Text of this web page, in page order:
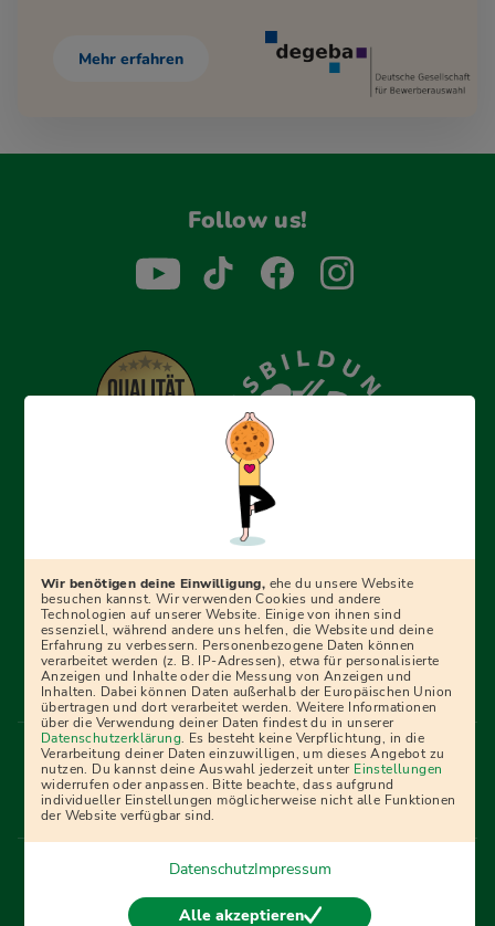
Mehr erfahren
Follow us!
Erfolgreich bewerben mit Ausbildungspark: Wir
begleiten dich Schritt für Schritt bei deinem Start in den
Ratgebern und Prüfungspaketen, interaktiven
Videokursen und vielem mehr. Für alle, die was werden
wollen!
Menü Fußleiste
Impressum Bildquellen Presse
Mediadaten
Partner
AGB Datenschutz
Widerrufsbelehrung
Bestellung
Affiliate Partner Cookies
Vertrag widerrufen
Wir benötigen deine Einwilligung, ehe du unsere Website
besuchen kannst. Wir verwenden Cookies und andere
Technologien auf unserer Website. Einige von ihnen sind
essenziell, während andere uns helfen, die Website und deine
Erfahrung zu verbessern. Personenbezogene Daten können
verarbeitet werden (z. B. IP-Adressen), etwa für personalisierte
Anzeigen und Inhalte oder die Messung von Anzeigen und
Inhalten. Dabei können Daten außerhalb der Europäischen Union
übertragen und dort verarbeitet werden. Weitere Informationen
über die Verwendung deiner Daten findest du in unserer
Datenschutzerklärung. Es besteht keine Verpflichtung, in die
Verarbeitung deiner Daten einzuwilligen, um dieses Angebot zu
nutzen. Du kannst deine Auswahl jederzeit unter Einstellungen
widerrufen oder anpassen. Bitte beachte, dass aufgrund
individueller Einstellungen möglicherweise nicht alle Funktionen
der Website verfügbar sind.
DatenschutzImpressum
Alle akzeptieren